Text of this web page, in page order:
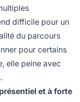
difficile pour un
du parcours
pour certains
elle peine avec
et à forte